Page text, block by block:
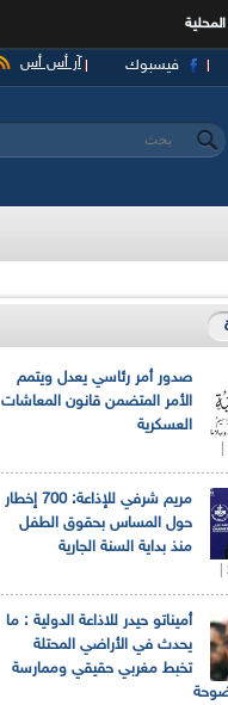
آر أس أس فيسبوك
استمارة البحث
‏بحث ‏
صدور أمر رئاسي يعدل ويتمم
الأمر المتضمن قانون المعاشات
العسكرية
مريم شرفي للإذاعة: 700 إخطار
حول المساس بحقوق الطفل
منذ بداية السنة الجارية
أميناتو حيدر للاذاعة الدولية : ما
يحدث في الأراضي المحتلة
تخبط مغربي حقيقي وممارسة